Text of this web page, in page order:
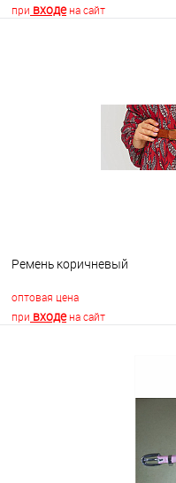
при входена сайт
Ремень коричневый
оптовая цена
при входена сайт